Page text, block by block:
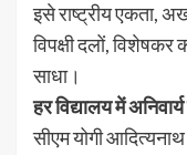
इसे राष्ट्रीय एकता,
विपक्षी दलों, विशेषकर
साधा।
हर विद्यालय में
सीएम योगी